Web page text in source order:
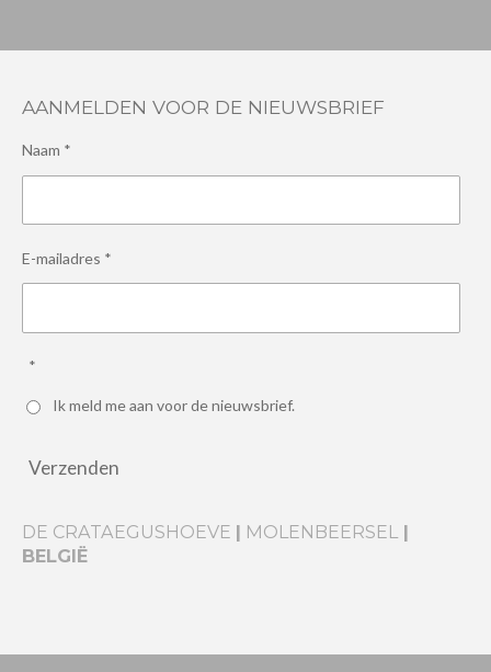
AANMELDEN VOOR DE NIEUWSBRIEF
Naam *
E-mailadres *
*
Ik meld me aan voor de nieuwsbrief.
Verzenden
DE CRATAEGUSHOEVE | MOLENBEERSEL |
BELGIË